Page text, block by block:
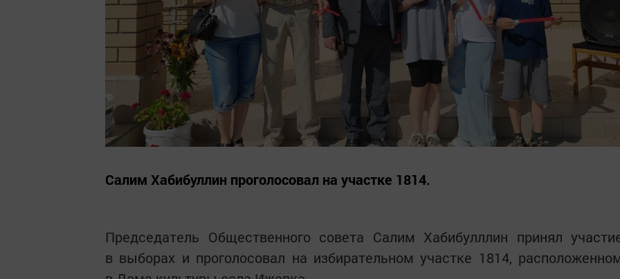
Салим Хабибуллин проголосовал на участке 1814.
Председатель Общественного совета Салим Хабибулллин принял
в выборах и проголосовал на избирательном участке 1814,